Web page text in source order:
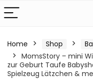
Home Shop
MomsStory – mini
zur Geburt Taufe
Spielzeug Lätzchen &